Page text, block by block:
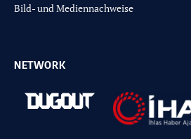
Bild- und Mediennachweise
NETWORK